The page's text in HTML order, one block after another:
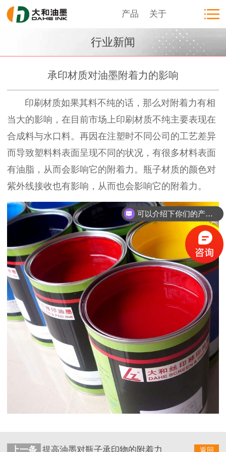
产品 关于
行业新闻
承印材质对油墨附着力的影响
印刷材质如果其料不纯的话，那么对附着力有相
当大的影响，在目前市场上印刷材质不纯主要表现在
合成料与水口料。再因在注塑时不同公司的工艺差异
而导致塑料料表面呈现不同的状况，有很多材料表面
有油脂，从而会影响它的附着力。瓶子材质的颜色对
紫外线接收也有影响，从而也会影响它的附着力。
返回
上一条 提高油墨对瓶子承印物的附着力
可以介绍下你们的产品么？